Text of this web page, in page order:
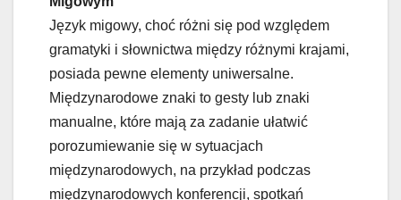
Język migowy, choć różni się pod względem
gramatyki i słownictwa między różnymi krajami,
posiada pewne elementy uniwersalne.
Międzynarodowe znaki to gesty lub znaki
manualne, które mają za zadanie ułatwić
porozumiewanie się w sytuacjach
międzynarodowych, na przykład podczas
międzynarodowych konferencji, spotkań